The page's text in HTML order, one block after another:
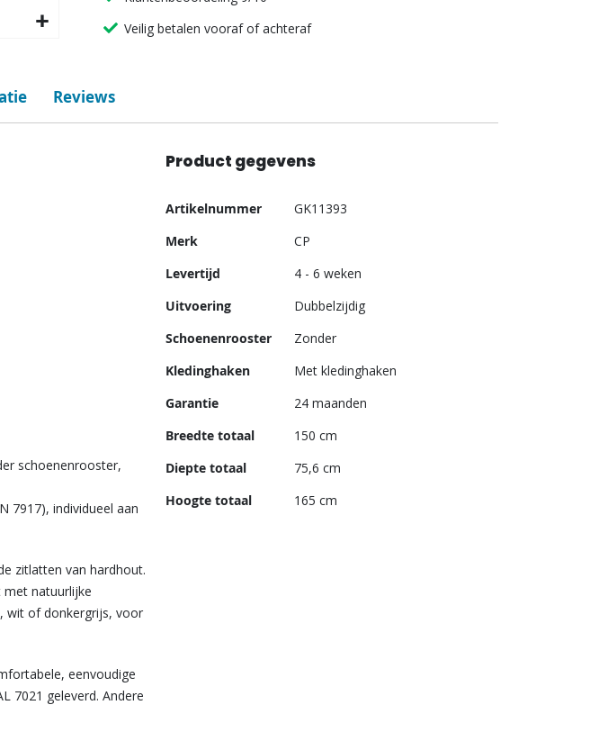
Veilig betalen vooraf of achteraf
Reviews
schoenenrooster,
7917), individueel aan
zitlatten van hardhout.
natuurlijke
wit of donkergrijs, voor
eenvoudige
7021 geleverd. Andere
Product gegevens
Meer
Artikelnummer
GK11393
Merk
CP
Levertijd
4 - 6 weken
Uitvoering
Dubbelzijdig
Schoenenrooster
Zonder
Kledinghaken
Met kledinghaken
Garantie
24 maanden
Breedte totaal
150 cm
Diepte totaal
75,6 cm
Hoogte totaal
165 cm